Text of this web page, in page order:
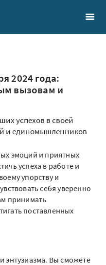
2024 года:
вызовам и
успехов в своей
и единомышленников
эмоций и приятных
успеха в работе и
упорству и
себя уверенно
принимать
поставленных
энтузиазма. Вы сможете